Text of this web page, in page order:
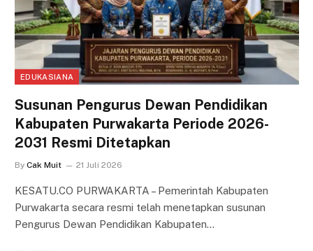
EDUKASIANA
Susunan Pengurus Dewan Pendidikan
Kabupaten Purwakarta Periode 2026-
2031 Resmi Ditetapkan
By Cak Muit 21 Juli 2026
KESATU.CO PURWAKARTA – Pemerintah Kabupaten
Purwakarta secara resmi telah menetapkan susunan
Pengurus Dewan Pendidikan Kabupaten…